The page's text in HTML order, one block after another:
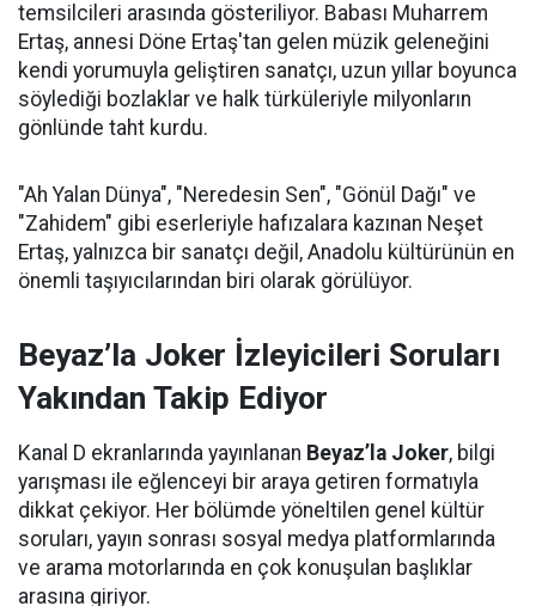
temsilcileri arasında gösteriliyor. Babası Muharrem
Ertaş, annesi Döne Ertaş'tan gelen müzik geleneğini
kendi yorumuyla geliştiren sanatçı, uzun yıllar boyunca
söylediği bozlaklar ve halk türküleriyle milyonların
gönlünde taht kurdu.
"Ah Yalan Dünya", "Neredesin Sen", "Gönül Dağı" ve
"Zahidem" gibi eserleriyle hafızalara kazınan Neşet
Ertaş, yalnızca bir sanatçı değil, Anadolu kültürünün en
önemli taşıyıcılarından biri olarak görülüyor.
Beyaz’la Joker İzleyicileri Soruları
Yakından Takip Ediyor
Kanal D ekranlarında yayınlanan Beyaz’la Joker, bilgi
yarışması ile eğlenceyi bir araya getiren formatıyla
dikkat çekiyor. Her bölümde yöneltilen genel kültür
soruları, yayın sonrası sosyal medya platformlarında
ve arama motorlarında en çok konuşulan başlıklar
arasına giriyor.